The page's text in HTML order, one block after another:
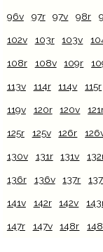
96v 97r 97v 98r
102v 103r 103v
108r 108v 109r
113v 114r 114v 115r
119v 120r 120v
125r 125v 126r
130v 131r 131v
136r 136v 137r
141v 142r 142v
147r 147v 148r